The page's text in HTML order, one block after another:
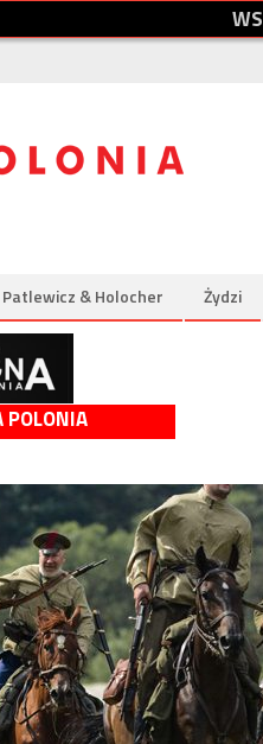
WS
Patlewicz & Holocher Żydzi
POLONIA